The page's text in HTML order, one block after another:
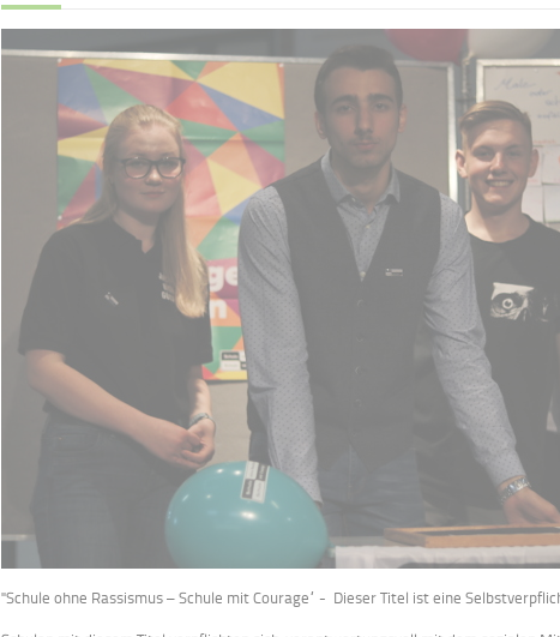
"Schule ohne Rassismus – Schule mit Courage“ - Dieser Titel ist eine